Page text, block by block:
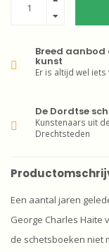
Breed aanbod
kunst
Er is altijd wel
De Dordtse
Kunstenaars uit de
Drechtsteden
Een aantal jaren
George Charles Haite
de schetsboeken niet